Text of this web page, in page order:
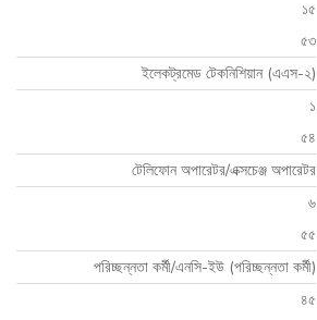
১৫
৫৩
ইলেকট্রমেড টেকনিশিয়ান (এএস-২)
১
৫৪
টেলিফোন অপারেটর/এক্সচেঞ্জ অপারেটর
৬
৫৫
পরিচ্ছন্নতা কর্মী/এনসি-ইউ (পরিচ্ছন্নতা কর্মী)
৪৫